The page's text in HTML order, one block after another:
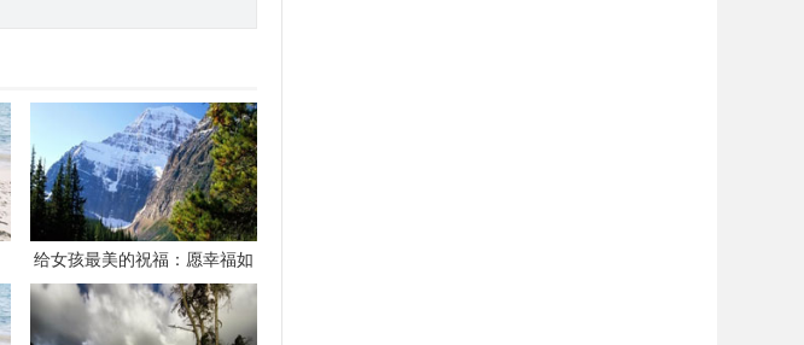
给女孩最美的祝福：愿幸福如
花般绽放